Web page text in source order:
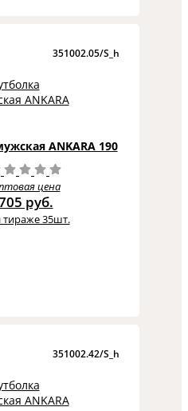
351002.05/S_h
ANKARA 190
цена
руб.
тираже 35шт.
351002.42/S_h